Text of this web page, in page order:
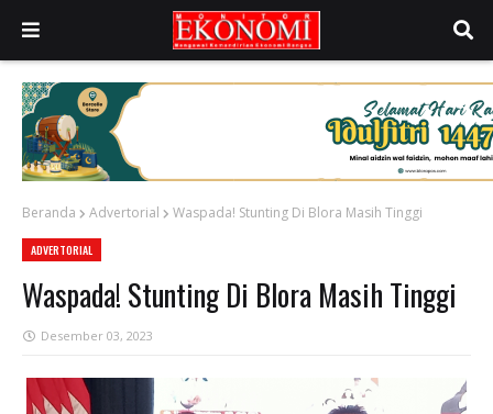
Beranda Advertorial Waspada! Stunting Di Blora Masih Tinggi
ADVERTORIAL
Waspada! Stunting Di Blora Masih Tinggi
Desember 03, 2023